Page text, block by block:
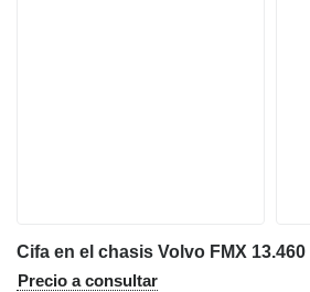
Cifa en el chasis Volvo FMX 13.460
Precio a consultar